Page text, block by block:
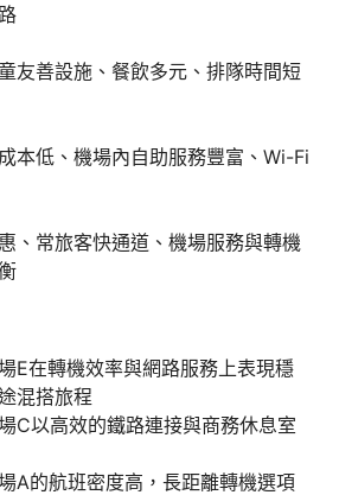
友善設施、餐飲多元、排隊時間短
本低、機場內自助服務豐富、Wi-Fi
、常旅客快通道、機場服務與轉機
E在轉機效率與網路服務上表現穩
混搭旅程
C以高效的鐵路連接與商務休息室
A的航班密度高，長距離轉機選項